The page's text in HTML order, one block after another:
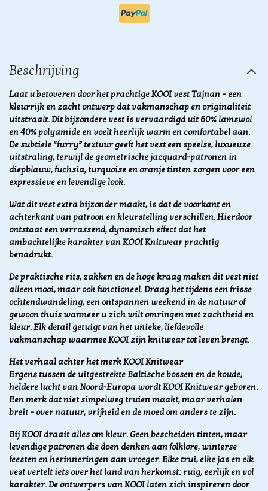
Beschrijving
Laat u betoveren door het prachtige KOOI vest Tajnan – een
kleurrijk en zacht ontwerp dat vakmanschap en originaliteit
uitstraalt. Dit bijzondere vest is vervaardigd uit 60% lamswol
en 40% polyamide en voelt heerlijk warm en comfortabel aan.
De subtiele “furry” textuur geeft het vest een speelse, luxueuze
uitstraling, terwijl de geometrische jacquard-patronen in
diepblauw, fuchsia, turquoise en oranje tinten zorgen voor een
expressieve en levendige look.
Wat dit vest extra bijzonder maakt, is dat de voorkant en
achterkant van patroon en kleurstelling verschillen. Hierdoor
ontstaat een verrassend, dynamisch effect dat het
ambachtelijke karakter van KOOI Knitwear prachtig
benadrukt.
De praktische rits, zakken en de hoge kraag maken dit vest niet
alleen mooi, maar ook functioneel. Draag het tijdens een frisse
ochtendwandeling, een ontspannen weekend in de natuur of
gewoon thuis wanneer u zich wilt omringen met zachtheid en
kleur. Elk detail getuigt van het unieke, liefdevolle
vakmanschap waarmee KOOI zijn knitwear tot leven brengt.
Het verhaal achter het merk KOOI Knitwear
Ergens tussen de uitgestrekte Baltische bossen en de koude,
heldere lucht van Noord-Europa wordt KOOI Knitwear geboren.
Een merk dat niet simpelweg truien maakt, maar verhalen
breit – over natuur, vrijheid en de moed om anders te zijn.
Bij KOOI draait alles om kleur. Geen bescheiden tinten, maar
levendige patronen die doen denken aan folklore, winterse
feesten en herinneringen aan vroeger. Elke trui, elke jas en elk
vest vertelt iets over het land van herkomst: ruig, eerlijk en vol
karakter. De ontwerpers van KOOI laten zich inspireren door